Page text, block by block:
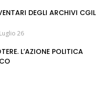
DEGLI ARCHIVI CGIL
26
L’AZIONE POLITICA